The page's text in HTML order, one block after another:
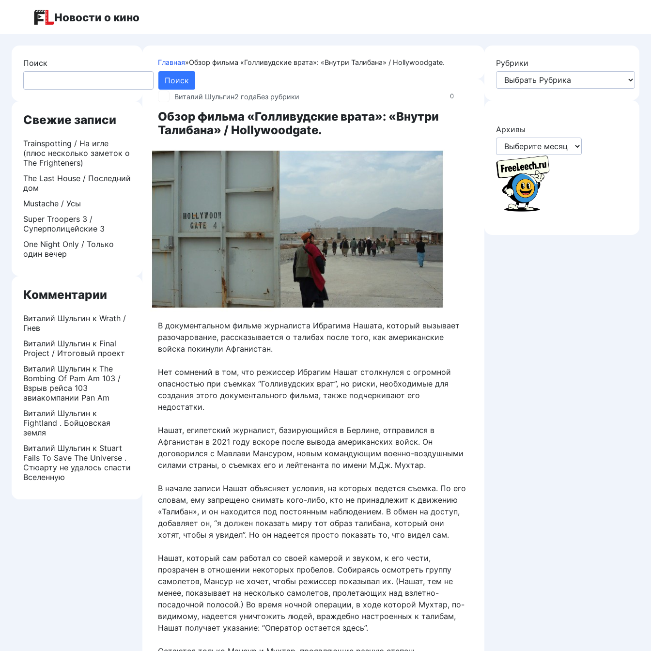
Новости о кино
Главная»Обзор фильма «Голливудские врата»: «Внутри Талибана» / Hollywoodgate.
0
Виталий Шульгин2 годаБез рубрики
Обзор фильма «Голливудские врата»: «Внутри
Талибана» / Hollywoodgate.
В документальном фильме журналиста Ибрагима Нашата, который вызывает
разочарование, рассказывается о талибах после того, как американские
войска покинули Афганистан.
Нет сомнений в том, что режиссер Ибрагим Нашат столкнулся с огромной
опасностью при съемках “Голливудских врат”, но риски, необходимые для
создания этого документального фильма, также подчеркивают его
недостатки.
Нашат, египетский журналист, базирующийся в Берлине, отправился в
Афганистан в 2021 году вскоре после вывода американских войск. Он
договорился с Мавлави Мансуром, новым командующим военно-воздушными
силами страны, о съемках его и лейтенанта по имени М.Дж. Мухтар.
В начале записи Нашат объясняет условия, на которых ведется съемка. По его
словам, ему запрещено снимать кого-либо, кто не принадлежит к движению
«Талибан», и он находится под постоянным наблюдением. В обмен на доступ,
добавляет он, “я должен показать миру тот образ талибана, который они
хотят, чтобы я увидел”. Но он надеется просто показать то, что видел сам.
Нашат, который сам работал со своей камерой и звуком, к его чести,
прозрачен в отношении некоторых пробелов. Собираясь осмотреть группу
самолетов, Мансур не хочет, чтобы режиссер показывал их. (Нашат, тем не
менее, показывает на несколько самолетов, пролетающих над взлетно-
посадочной полосой.) Во время ночной операции, в ходе которой Мухтар, по-
видимому, надеется уничтожить людей, враждебно настроенных к талибам,
Нашат получает указание: “Оператор остается здесь”.
Поиск
Поиск
Свежие записи
Trainspotting / На игле
(плюс несколько заметок о
The Frighteners)
The Last House / Последний
дом
Mustache / Усы
Super Troopers 3 /
Суперполицейские 3
One Night Only / Только
один вечер
Комментарии
Виталий Шульгин к Wrath /
Гнев
Виталий Шульгин к Final
Project / Итоговый проект
Виталий Шульгин к The
Bombing Of Pam Am 103 /
Взрыв рейса 103
авиакомпании Pan Am
Виталий Шульгин к
Fightland . Бойцовская
земля
Виталий Шульгин к Stuart
Fails To Save The Universe .
Стюарту не удалось спасти
Вселенную
Рубрики
Архивы